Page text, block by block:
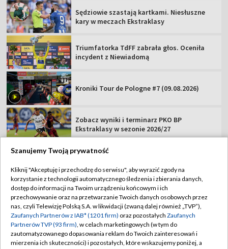
Sędziowie szastają kartkami. Niesłuszne
kary w meczach Ekstraklasy
Triumfatorka TdFF zabrała głos. Oceniła
incydent z Niewiadomą
Kroniki Tour de Pologne #7 (09.08.2026)
Zobacz wyniki i terminarz PKO BP
Ekstraklasy w sezonie 2026/27
TVP
Abonament TVP
Sklep TVP
Biuro Reklamy
Regulamin TVP
Polityka prywatności
Moje zgody
Szanujemy Twoją prywatność
Kliknij "Akceptuję i przechodzę do serwisu", aby wyrazić zgody na
korzystanie z technologii automatycznego śledzenia i zbierania danych,
dostęp do informacji na Twoim urządzeniu końcowym i ich
przechowywanie oraz na przetwarzanie Twoich danych osobowych przez
nas, czyli Telewizję Polską S.A. w likwidacji (zwaną dalej również „TVP”),
Zaufanych Partnerów z IAB* (1201 firm) oraz pozostałych Zaufanych
Partnerów TVP (93 firm), w celach marketingowych (w tym do
zautomatyzowanego dopasowania reklam do Twoich zainteresowań i
mierzenia ich skuteczności) i pozostałych, które wskazujemy poniżej, a